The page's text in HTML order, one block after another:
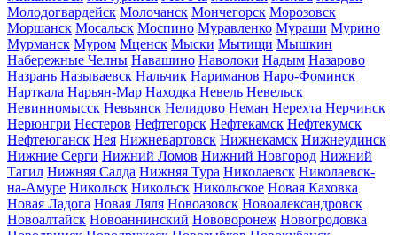
Молодогвардейск Молочанск Мончегорск Морозовск
Моршанск Мосальск Моспино Муравленко Мураши Мурино
Мурманск Муром Мценск Мыски Мытищи Мышкин
Набережные Челны Навашино Наволоки Надым Назарово
Назрань Называевск Нальчик Нариманов Наро-Фоминск
Нарткала Нарьян-Мар Находка Невель Невельск
Невинномысск Невьянск Нелидово Неман Нерехта Нерчинск
Нерюнгри Нестеров Нефтегорск Нефтекамск Нефтекумск
Нефтеюганск Нея Нижневартовск Нижнекамск Нижнеудинск
Нижние Серги Нижний Ломов Нижний Новгород Нижний
Тагил Нижняя Салда Нижняя Тура Николаевск Николаевск-
на-Амуре Никольск Никольск Никольское Новая Каховка
Новая Ладога Новая Ляля Новоазовск Новоалександровск
Новоалтайск Новоаннинский Нововоронеж Новогродовка